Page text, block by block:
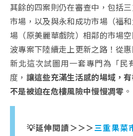
其餘的四案則仍在審查中，包括
市場，以及與永和成功市場（福
場（原美麗華戲院）相鄰的市場
波專案下陸續走上更新之路！從
新北這次試圖用一套專門為「民
度， 讓這些充滿生活感的場域，
不是被迫在危樓風險中慢慢凋零 。
💡延伸閱讀＞＞＞三重果菜